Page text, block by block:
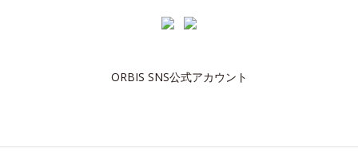
ORBIS SNS公式アカウント